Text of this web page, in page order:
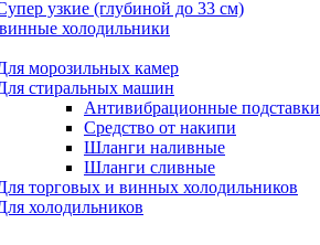
узкие (глубиной до 33 см)
холодильники
морозильных камер
стиральных машин
Антивибрационные подставки
Средство от накипи
Шланги наливные
Шланги сливные
торговых и винных холодильников
холодильников